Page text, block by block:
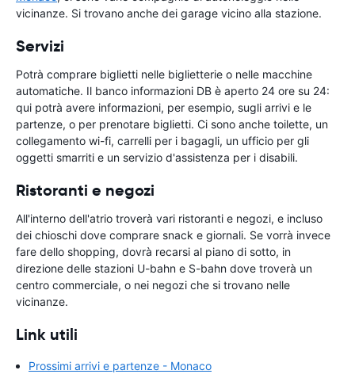
vicinanze. Si trovano anche dei garage vicino alla stazione.
Servizi
Potrà comprare biglietti nelle biglietterie o nelle macchine
automatiche. Il banco informazioni DB è aperto 24 ore su 24:
qui potrà avere informazioni, per esempio, sugli arrivi e le
partenze, o per prenotare biglietti. Ci sono anche toilette, un
collegamento wi-fi, carrelli per i bagagli, un ufficio per gli
oggetti smarriti e un servizio d'assistenza per i disabili.
Ristoranti e negozi
All'interno dell'atrio troverà vari ristoranti e negozi, e incluso
dei chioschi dove comprare snack e giornali. Se vorrà invece
fare dello shopping, dovrà recarsi al piano di sotto, in
direzione delle stazioni U-bahn e S-bahn dove troverà un
centro commerciale, o nei negozi che si trovano nelle
vicinanze.
Link utili
Prossimi arrivi e partenze - Monaco